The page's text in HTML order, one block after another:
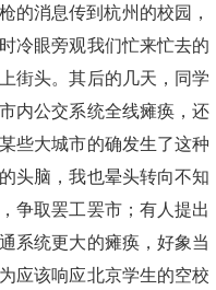
消息传到杭州的校园，
冷眼旁观我们忙来忙去的
街头。其后的几天，同学
内公交系统全线瘫痪，还
些大城市的确发生了这种
头脑，我也晕头转向不知
争取罢工罢市；有人提出
系统更大的瘫痪，好象当
应该响应北京学生的空校